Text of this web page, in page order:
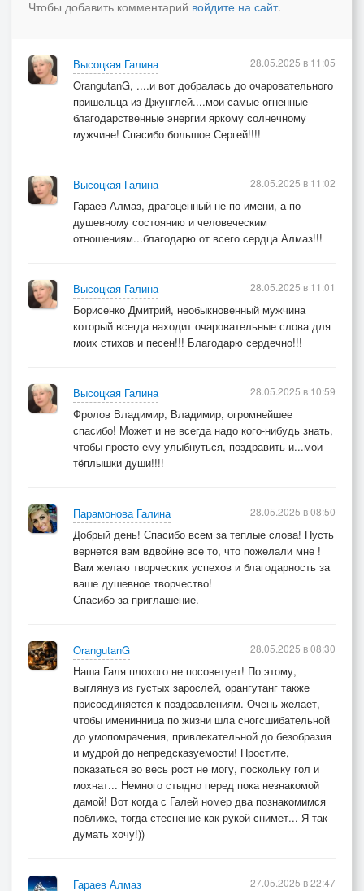
Здоровья крепкого всегда,
И дни успехом наполнялись.
[Instrumental]
Чтобы добавить комментарий войдите на сайт.
Высоцкая Галина
OrangutanG, ....и вот добралась до очаровательного
пришельца из Джунглей....мои самые огненные
благодарственные энергии яркому солнечному
мужчине! Спасибо большое Сергей!!!!
28.05.2025 в 11:05
Высоцкая Галина
Гараев Алмаз, драгоценный не по имени, а по
душевному состоянию и человеческим
отношениям...благодарю от всего сердца Алмаз!!!
28.05.2025 в 11:02
Высоцкая Галина
Борисенко Дмитрий, необыкновенный мужчина
который всегда находит очаровательные слова для
моих стихов и песен!!! Благодарю сердечно!!!
28.05.2025 в 11:01
Высоцкая Галина
Фролов Владимир, Владимир, огромнейшее
спасибо! Может и не всегда надо кого-нибудь знать,
чтобы просто ему улыбнуться, поздравить и...мои
тёплышки души!!!!
28.05.2025 в 10:59
Парамонова Галина
Добрый день! Спасибо всем за теплые слова! Пусть
вернется вам вдвойне все то, что пожелали мне !
Вам желаю творческих успехов и благодарность за
ваше душевное творчество!
Спасибо за приглашение.
28.05.2025 в 08:50
OrangutanG
Наша Галя плохого не посоветует! По этому,
выглянув из густых зарослей, орангутанг также
присоединяется к поздравлениям. Очень желает,
чтобы именинница по жизни шла сногсшибательной
до умопомрачения, привлекательной до безобразия
и мудрой до непредсказуемости! Простите,
показаться во весь рост не могу, поскольку гол и
мохнат... Немного стыдно перед пока незнакомой
дамой! Вот когда с Галей номер два познакомимся
поближе, тогда стеснение как рукой снимет... Я так
думать хочу!))
28.05.2025 в 08:30
Гараев Алмаз 27.05.2025 в 22:47